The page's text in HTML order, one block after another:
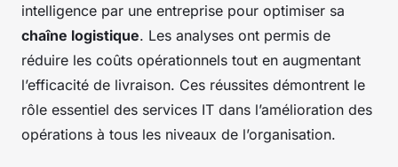
intelligence par une entreprise pour optimiser sa
chaîne logistique. Les analyses ont permis de
réduire les coûts opérationnels tout en augmentant
l’efficacité de livraison. Ces réussites démontrent le
rôle essentiel des services IT dans l’amélioration des
opérations à tous les niveaux de l’organisation.